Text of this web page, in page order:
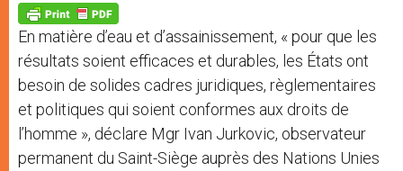
p
p
g
e
r
o
k
En matière d’eau et d’assainissement, « pour que les
résultats soient efficaces et durables, les États ont
besoin de solides cadres juridiques, règlementaires
et politiques qui soient conformes aux droits de
l’homme », déclare Mgr Ivan Jurkovic, observateur
permanent du Saint-Siège auprès des Nations Unies